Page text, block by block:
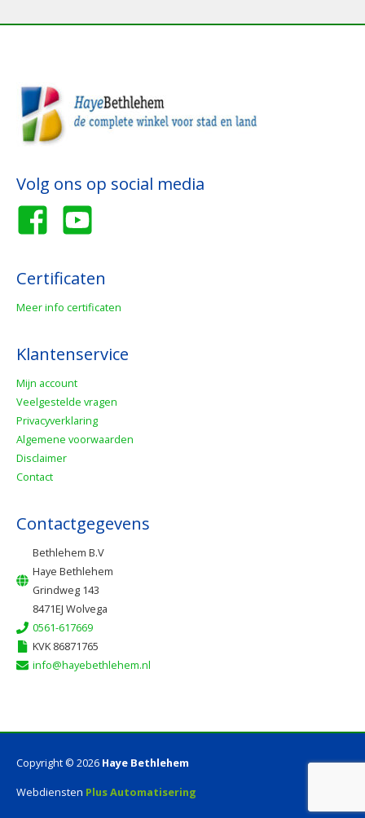
Volg ons op social media
Certificaten
Meer info certificaten
Klantenservice
Mijn account
Veelgestelde vragen
Privacyverklaring
Algemene voorwaarden
Disclaimer
Contact
Contactgegevens
Bethlehem B.V
Haye Bethlehem
Grindweg 143
8471EJ Wolvega
0561-617669
KVK 86871765
info@hayebethlehem.nl
Copyright © 2026 Haye Bethlehem
Webdiensten Plus Automatisering